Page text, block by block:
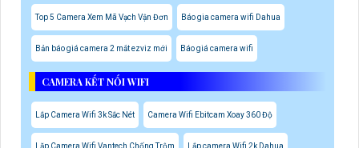
Top 5 Camera Xem Mã Vạch Vận Đơn Báo gia camera wifi Dahua
Bản báo giá camera 2 mắt ezviz mới Báo giá camera wifi
CAMERA KẾT NỐI WIFI
Lắp Camera Wifi 3k Sắc Nét Camera Wifi Ebitcam Xoay 360 Độ
Lăp Camera Wifi Vantech Chống Trộm Lắp camera Wifi 2k Dahua